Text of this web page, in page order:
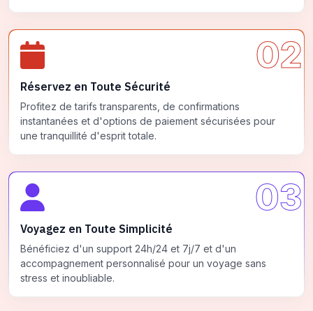
02
Réservez en Toute Sécurité
Profitez de tarifs transparents, de confirmations
instantanées et d'options de paiement sécurisées pour
une tranquillité d'esprit totale.
03
Voyagez en Toute Simplicité
Bénéficiez d'un support 24h/24 et 7j/7 et d'un
accompagnement personnalisé pour un voyage sans
stress et inoubliable.